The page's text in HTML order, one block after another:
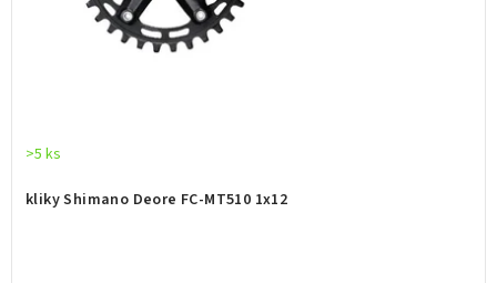
kliky Shimano Deore FC-MT510 1x12
>5 ks